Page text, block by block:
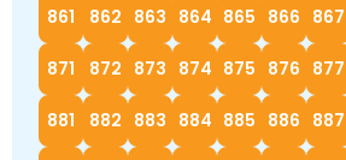
861 862 863 864 865 866 867
871 872 873 874 875 876 877
881 882 883 884 885 886 887